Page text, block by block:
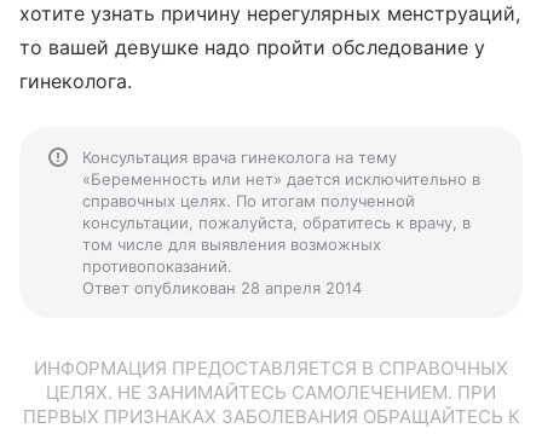
хотите узнать причину нерегулярных менструаций,
то вашей девушке надо пройти обследование у
гинеколога.
Консультация врача гинеколога на тему
«Беременность или нет» дается исключительно в
справочных целях. По итогам полученной
консультации, пожалуйста, обратитесь к врачу, в
том числе для выявления возможных
противопоказаний.
Ответ опубликован 28 апреля 2014
ИНФОРМАЦИЯ ПРЕДОСТАВЛЯЕТСЯ В СПРАВОЧНЫХ
ЦЕЛЯХ. НЕ ЗАНИМАЙТЕСЬ САМОЛЕЧЕНИЕМ. ПРИ
ПЕРВЫХ ПРИЗНАКАХ ЗАБОЛЕВАНИЯ ОБРАЩАЙТЕСЬ К